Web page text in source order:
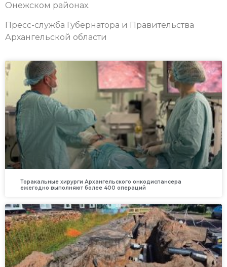
Онежском районах.
Пресс-служба Губернатора и Правительства
Архангельской области
Торакальные хирурги Архангельского онкодиспансера
ежегодно выполняют более 400 операций